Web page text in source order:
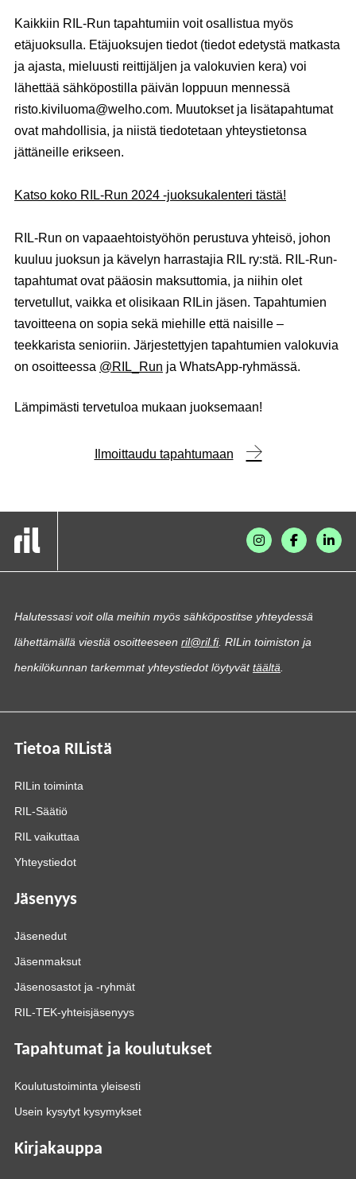
Kaikkiin RIL-Run tapahtumiin voit osallistua myös
etäjuoksulla. Etäjuoksujen tiedot (tiedot edetystä matkasta
ja ajasta, mieluusti reittijäljen ja valokuvien kera) voi
lähettää sähköpostilla päivän loppuun mennessä
risto.kiviluoma@welho.com. Muutokset ja lisätapahtumat
ovat mahdollisia, ja niistä tiedotetaan yhteystietonsa
jättäneille erikseen.
Katso koko RIL-Run 2024 -juoksukalenteri tästä!
RIL-Run on vapaaehtoistyöhön perustuva yhteisö, johon
kuuluu juoksun ja kävelyn harrastajia RIL ry:stä. RIL-Run-
tapahtumat ovat pääosin maksuttomia, ja niihin olet
tervetullut, vaikka et olisikaan RILin jäsen. Tapahtumien
tavoitteena on sopia sekä miehille että naisille –
teekkarista senioriin. Järjestettyjen tapahtumien valokuvia
on osoitteessa @RIL_Run ja WhatsApp-ryhmässä.
Lämpimästi tervetuloa mukaan juoksemaan!
Ilmoittaudu tapahtumaan
Halutessasi voit olla meihin myös sähköpostitse yhteydessä
lähettämällä viestiä osoitteeseen ril@ril.fi. RILin toimiston ja
henkilökunnan tarkemmat yhteystiedot löytyvättäältä
Tietoa RIListä
RILin toiminta
RIL-Säätiö
RIL vaikuttaa
Yhteystiedot
Jäsenyys
Jäsenedut
Jäsenmaksut
Jäsenosastot ja -ryhmät
RIL-TEK-yhteisjäsenyys
Tapahtumat ja koulutukset
Koulutustoiminta yleisesti
Usein kysytyt kysymykset
Kirjakauppa